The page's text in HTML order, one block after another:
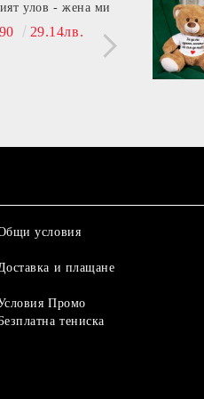
улов - жена ми
29.14лв.
условия
и плащане
Промо
тениска